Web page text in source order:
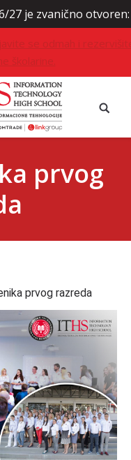
otvoren:
se odmah i
školarine.
prvog
prvog razreda